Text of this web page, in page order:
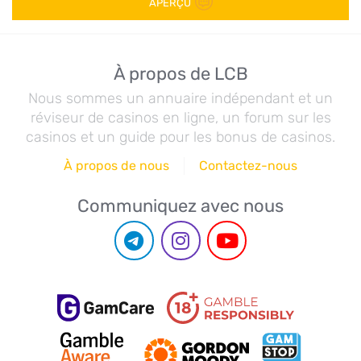
APERÇU
À propos de LCB
Nous sommes un annuaire indépendant et un
réviseur de casinos en ligne, un forum sur les
casinos et un guide pour les bonus de casinos.
À propos de nous Contactez-nous
Communiquez avec nous